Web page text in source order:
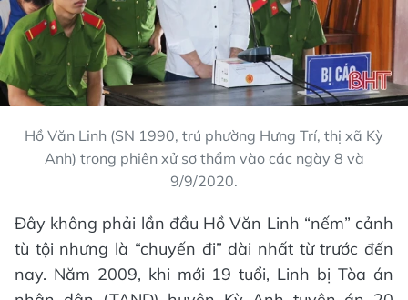
Hồ Văn Linh (SN 1990, trú phường Hưng Trí, thị xã Kỳ
Anh) trong phiên xử sơ thẩm vào các ngày 8 và
9/9/2020.
Đây không phải lần đầu Hồ Văn Linh “nếm” cảnh
tù tội nhưng là “chuyến đi” dài nhất từ trước đến
nay. Năm 2009, khi mới 19 tuổi, Linh bị Tòa án